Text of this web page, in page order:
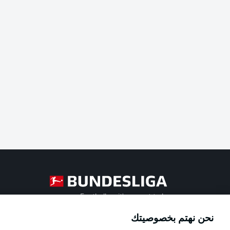
Football as it's meant to be
Official Partners
نحن نهتم بخصوصيتك